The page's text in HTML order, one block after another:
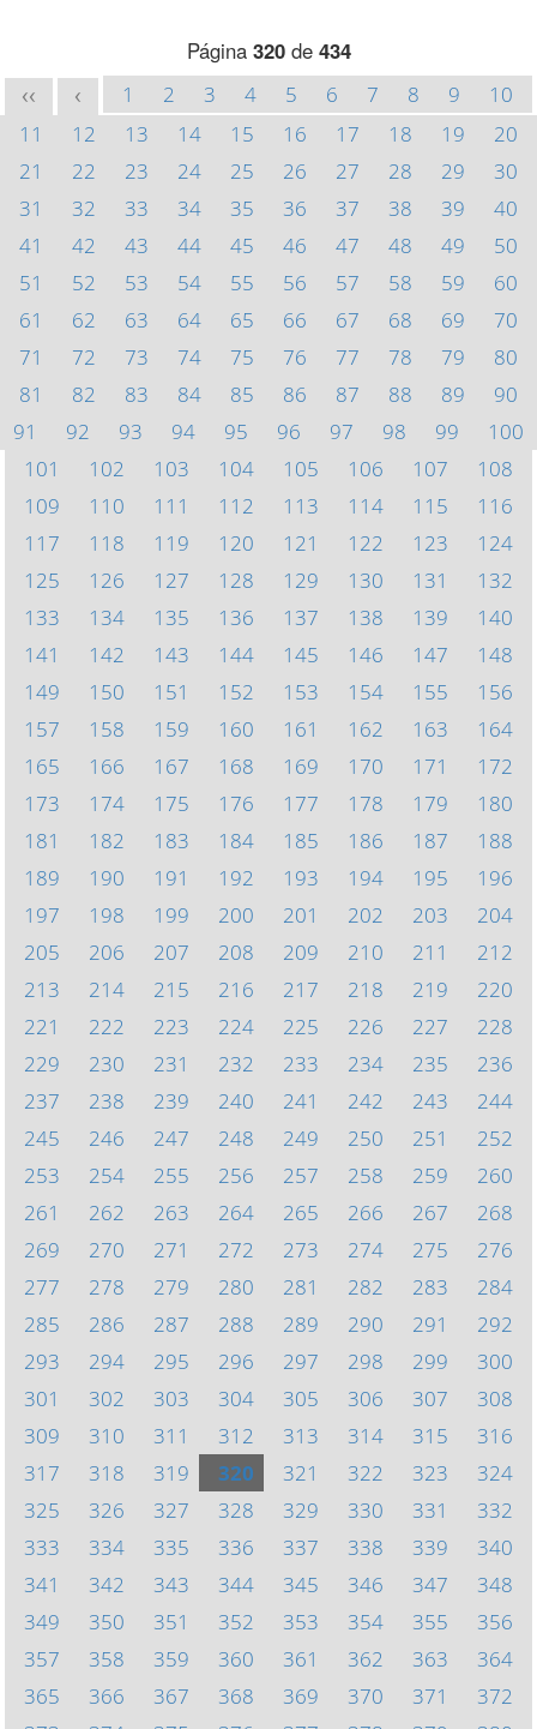
Página 320de 434
<< < 1 2 3 4 5 6 7 8 9
10
11
12 13 14 15 16 17 18 19
20
21
22 23 24 25 26 27 28 29
30
31
32 33 34 35 36 37 38 39
40
41
42 43 44 45 46 47 48 49
50
51
52 53 54 55 56 57 58 59
60
61
62 63 64 65 66 67 68 69
70
71
72 73 74 75 76 77 78 79
80
81
82 83 84 85 86 87 88 89
90
91
92 93 94 95 96 97 98 99
100
101
102 103 104 105 106 107
108
109
110 111 112 113 114 115
116
117
118 119 120 121 122 123
124
125
126 127 128 129 130 131
132
133
134 135 136 137 138 139
140
141
142 143 144 145 146 147
148
149
150 151 152 153 154 155
156
157
158 159 160 161 162 163
164
165
166 167 168 169 170 171
172
173
174 175 176 177 178 179
180
181
182 183 184 185 186 187
188
189
190 191 192 193 194 195
196
197
198 199 200 201 202 203
204
205
206 207 208 209 210 211
212
213
214 215 216 217 218 219
220
221
222 223 224 225 226 227
228
229
230 231 232 233 234 235
236
237
238 239 240 241 242 243
244
245
246 247 248 249 250 251
252
253
254 255 256 257 258 259
260
261
262 263 264 265 266 267
268
269
270 271 272 273 274 275
276
277
278 279 280 281 282 283
284
285
286 287 288 289 290 291
292
293
294 295 296 297 298 299
300
301
302 303 304 305 306 307
308
309
310 311 312 313 314 315
316
317
318 319 320 321 322 323
324
325
326 327 328 329 330 331
332
333
334 335 336 337 338 339
340
341
342 343 344 345 346 347
348
349
350 351 352 353 354 355
356
357
358 359 360 361 362 363
364
365
366 367 368 369 370 371
372